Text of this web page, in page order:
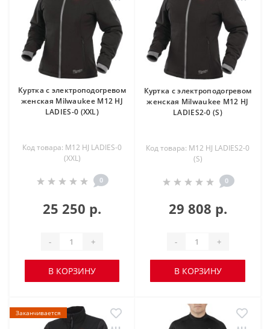
Куртка c электроподогревом
женская Milwaukee M12 HJ
LADIES-0 (XXL)
Код товара: M12 HJ LADIES-0
(XXL)
0
25 250 р.
- +
В КОРЗИНУ
Куртка c электроподогревом
женская Milwaukee M12 HJ
LADIES2-0 (S)
Код товара: M12 HJ LADIES2-0
(S)
0
29 808 р.
- +
В КОРЗИНУ
Заканчивается